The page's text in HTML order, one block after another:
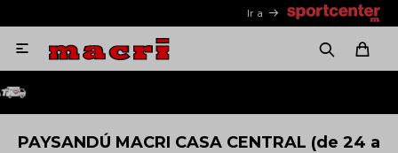
Ir a

PAYSANDÚ MACRI CASA CENTRAL (de 24 a